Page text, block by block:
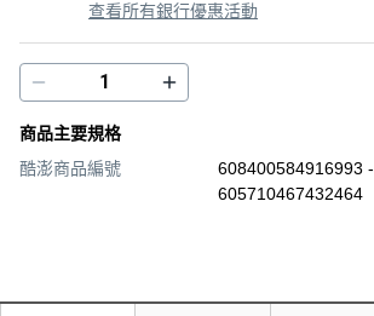
查看所有銀行優惠活動
商品主要規格
酷澎商品編號
608400584916993 -
605710467432464